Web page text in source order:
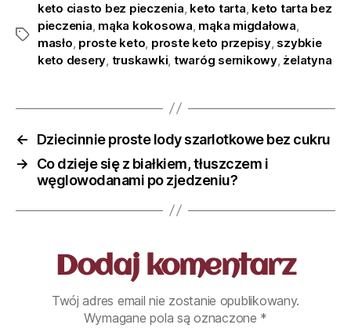
keto ciasto bez pieczenia keto tarta keto tarta bez
pieczenia mąka kokosowa mąka migdałowa
masło proste keto proste keto przepisy, szybkie
keto desery truskawki twaróg sernikowy, żelatyna
←
Dziecinnie proste lody szarlotkowe bez cukru
→
Co dzieje się z białkiem, tłuszczem i
węglowodanami po zjedzeniu?
Dodaj komentarz
Twój adres email nie zostanie opublikowany.
Wymagane pola są oznaczone *